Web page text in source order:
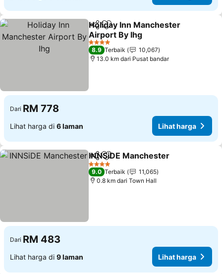
KongsiTambah ke favorit
Holiday Inn Manchester
Airport By Ihg
Lihat harga
4 Bintang
8.9 Terbaik
10,067
13.0 km dari Pusat bandar
Dari RM 778
Lihat harga di 6 laman Lihat harga
KongsiTambah ke favorit
INNSiDE Manchester
4 Bintang
9.0 Terbaik
11,065
0.8 km dari Town Hall
Dari RM 483
Lihat harga di 9 laman Lihat harga